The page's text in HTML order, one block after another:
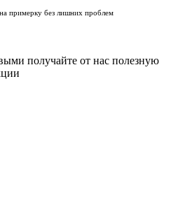
примерку без лишних проблем
получайте от нас полезную